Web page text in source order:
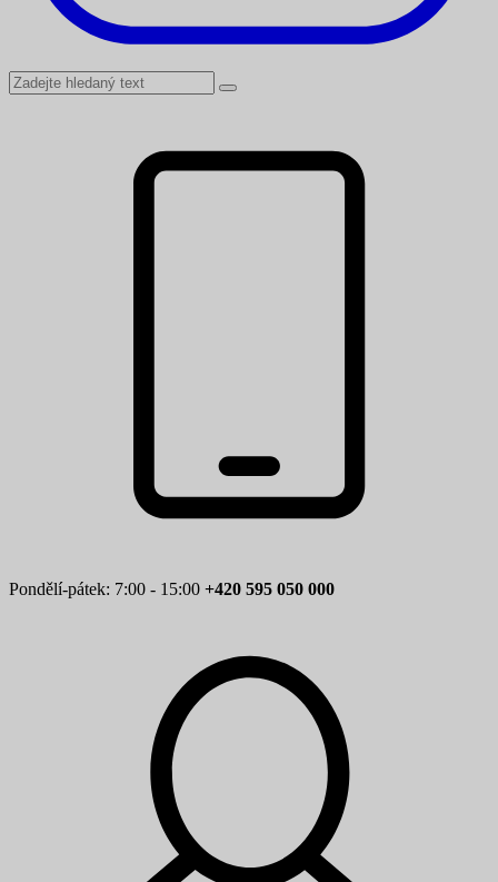
Pondělí-pátek: 7:00 - 15:00 +420 595 050 000